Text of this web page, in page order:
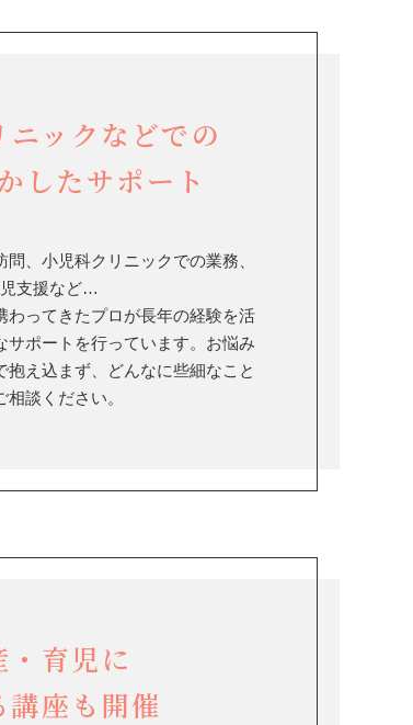
ックなどでの
したサポート
、小児科クリニックでの業務、
支援など…
わってきたプロが長年の経験を活
サポートを行っています。お悩み
抱え込まず、どんなに些細なこと
相談ください。
・育児に
講座も開催